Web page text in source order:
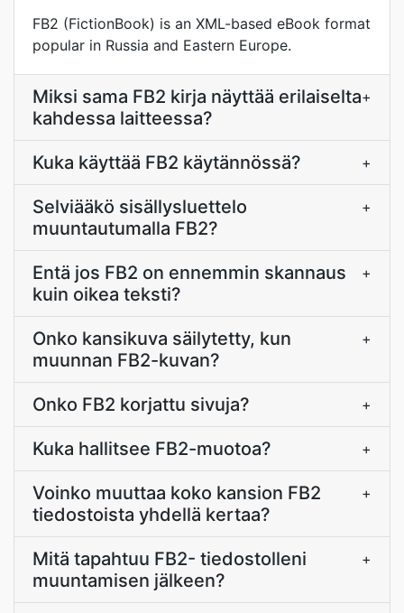
FB2 (FictionBook) is an XML-based eBook format
popular in Russia and Eastern Europe.
Miksi sama FB2 kirja näyttää erilaiselta
kahdessa laitteessa?
+
Kuka käyttää FB2 käytännössä? +
Selviääkö sisällysluettelo
muuntautumalla FB2?
+
Entä jos FB2 on ennemmin skannaus
kuin oikea teksti?
+
Onko kansikuva säilytetty, kun
muunnan FB2-kuvan?
+
Onko FB2 korjattu sivuja? +
Kuka hallitsee FB2-muotoa? +
Voinko muuttaa koko kansion FB2
tiedostoista yhdellä kertaa?
+
Mitä tapahtuu FB2- tiedostolleni
muuntamisen jälkeen?
+